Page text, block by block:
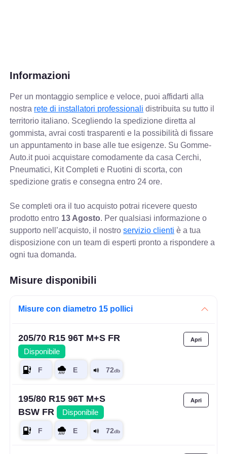
Informazioni
Per un montaggio semplice e veloce, puoi affidarti alla
nostra rete di installatori professionali distribuita su tutto il
territorio italiano. Scegliendo la spedizione diretta al
gommista, avrai costi trasparenti e la possibilità di fissare
un appuntamento in base alle tue esigenze. Su Gomme-
Auto.it puoi acquistare comodamente da casa Cerchi,
Pneumatici, Kit Completi e Ruotini di scorta, con
spedizione gratis e consegna entro 24 ore.
Se completi ora il tuo acquisto potrai ricevere questo
prodotto entro 13 Agosto. Per qualsiasi informazione o
supporto nell’acquisto, il nostroservizio clienti è a tua
disposizione con un team di esperti pronto a rispondere a
ogni tua domanda.
Misure disponibili
Misure con diametro 15 pollici
205/70 R15 96T M+S FR
Disponibile
195/80 R15 96T M+S
BSW FR
Disponibile